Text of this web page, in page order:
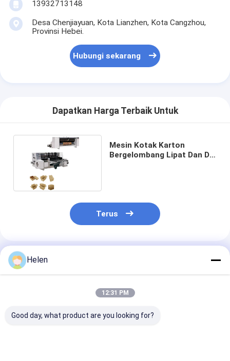
13932713148
Desa Chenjiayuan, Kota Lianzhen, Kota Cangzhou,
Provinsi Hebei.
Hubungi sekarang
Dapatkan Harga Terbaik Untuk
Mesin Kotak Karton
Bergelombang Lipat Dan Die
Terus
Rekomendasi Produk
Helen
12:31 PM
Good day, what product are you looking for?